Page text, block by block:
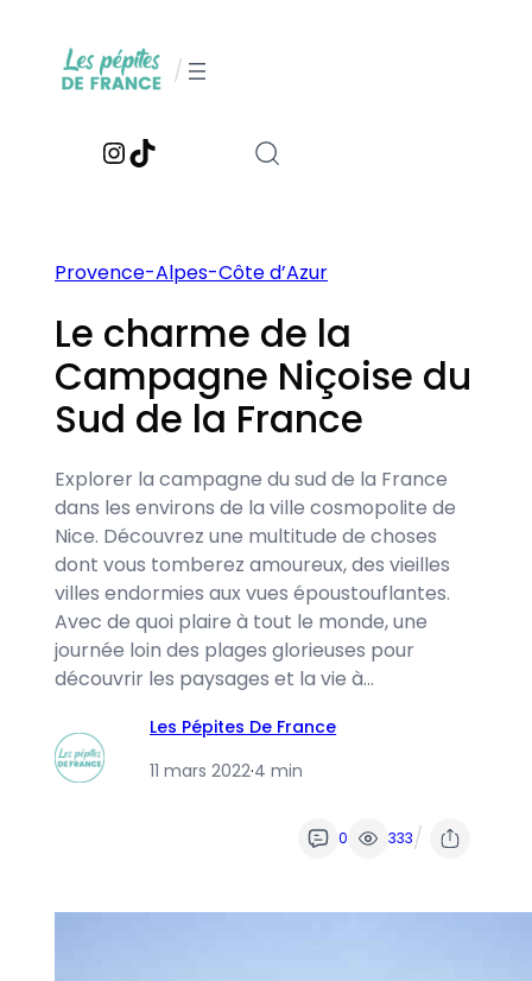
contenu
/
Instagram
TikTok
Provence-Alpes-Côte d’Azur
Le charme de la
Campagne Niçoise du
Sud de la France
Explorer la campagne du sud de la France
dans les environs de la ville cosmopolite de
Nice. Découvrez une multitude de choses
dont vous tomberez amoureux, des vieilles
villes endormies aux vues époustouflantes.
Avec de quoi plaire à tout le monde, une
journée loin des plages glorieuses pour
découvrir les paysages et la vie à…
Les Pépites De France
11 mars 2022·4 min
0 333/